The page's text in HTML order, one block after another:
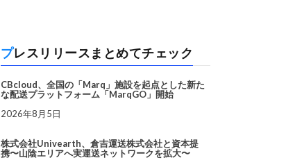
プレスリリースまとめてチェック
CBcloud、全国の「Marq」施設を起点とした新た
な配送プラットフォーム「MarqGO」開始
2026年8月5日
株式会社Univearth、倉吉運送株式会社と資本提
携〜山陰エリアへ実運送ネットワークを拡大〜